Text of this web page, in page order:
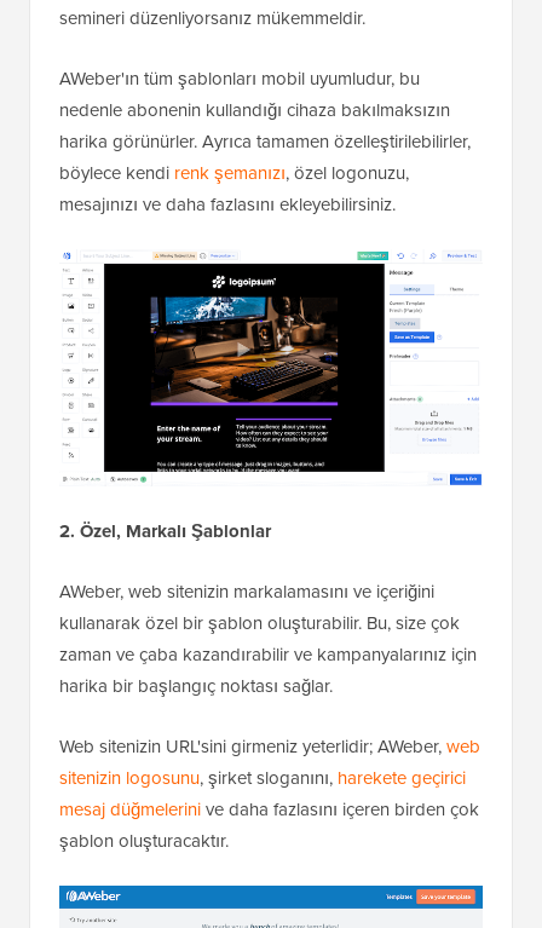
semineri düzenliyorsanız mükemmeldir.
AWeber'ın tüm şablonları mobil uyumludur, bu
nedenle abonenin kullandığı cihaza bakılmaksızın
harika görünürler. Ayrıca tamamen özelleştirilebilirler,
böylece kendi renk şemanızı, özel logonuzu,
mesajınızı ve daha fazlasını ekleyebilirsiniz.
2. Özel, Markalı Şablonlar
AWeber, web sitenizin markalamasını ve içeriğini
kullanarak özel bir şablon oluşturabilir. Bu, size çok
zaman ve çaba kazandırabilir ve kampanyalarınız için
harika bir başlangıç noktası sağlar.
Web sitenizin URL'sini girmeniz yeterlidir; AWeber,web
sitenizin logosunu, şirket sloganını, harekete geçirici
mesaj düğmelerinive daha fazlasını içeren birden çok
şablon oluşturacaktır.